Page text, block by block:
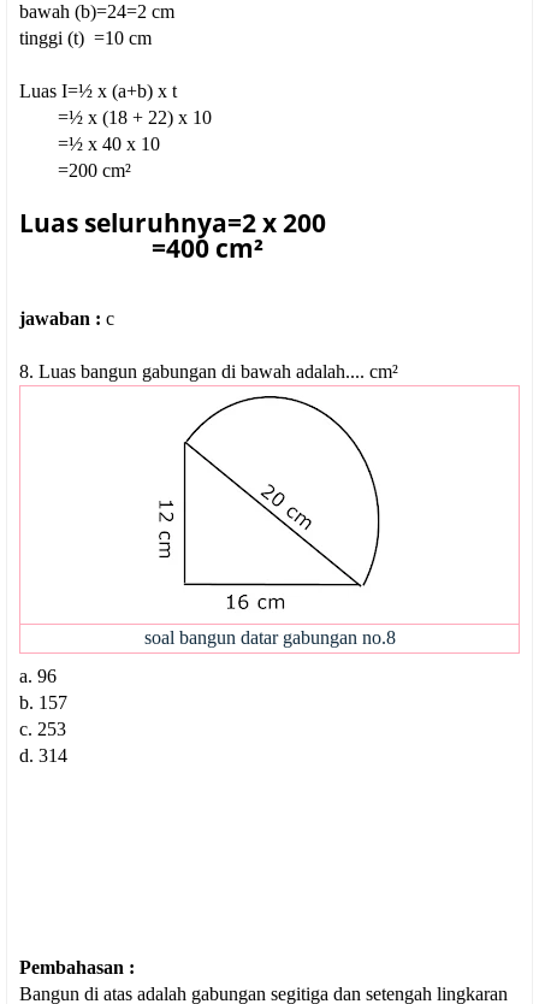
bawah (b)=24=2 cm
tinggi (t) =10 cm
Luas I=½ x (a+b) x t
=½ x (18 + 22) x 10
=½ x 40 x 10
=200 cm²
Luas seluruhnya=2 x 200
=400 cm²
jawaban : c
8. Luas bangun gabungan di bawah adalah.... cm²
soal bangun datar gabungan no.8
a. 96
b. 157
c. 253
d. 314
Pembahasan :
Bangun di atas adalah gabungan segitiga dan setengah lingkaran